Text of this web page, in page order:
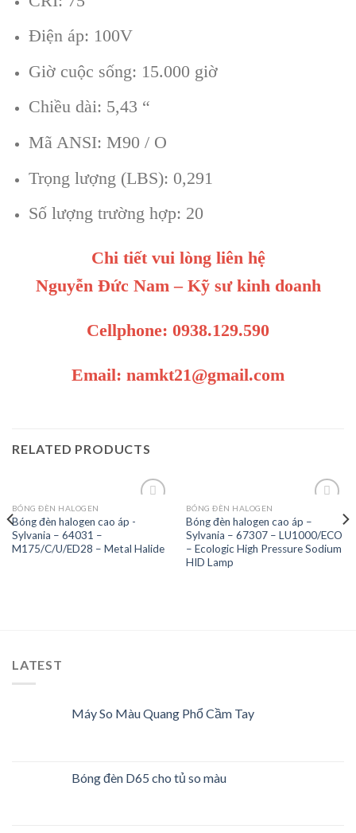
Điện áp: 100V
Giờ cuộc sống: 15.000 giờ
Chiều dài: 5,43 “
Mã ANSI: M90 / O
Trọng lượng (LBS): 0,291
Số lượng trường hợp: 20
Chi tiết vui lòng liên hệ
Nguyễn Đức Nam – Kỹ sư kinh doanh
Cellphone: 0938.129.590
Email: namkt21@gmail.com
RELATED PRODUCTS
Add to
Wishlist
BÓNG ĐÈN HALOGEN
Bóng đèn halogen cao áp -
Sylvania – 64031 –
M175/C/U/ED28 – Metal Halide
Add to
Wishlist
BÓNG ĐÈN HALOGEN
Bóng đèn halogen cao áp –
Sylvania – 67307 – LU1000/ECO
– Ecologic High Pressure Sodium
HID Lamp
LATEST
Máy So Màu Quang Phổ Cầm Tay
Bóng đèn D65 cho tủ so màu